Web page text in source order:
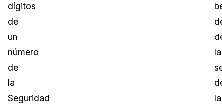
dígitos
de
un
número
de
la
Seguridad
la
la